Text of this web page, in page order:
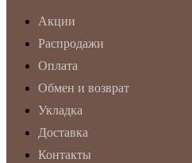
Акции
Распродажи
Оплата
Обмен и возврат
Укладка
Доставка
Контакты